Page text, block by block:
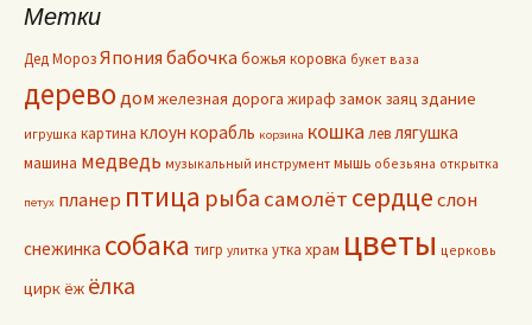
Метки
Дед МорозЯпония бабочкабожья коровка букет ваза
дереводомжелезная дорога жираф замокзаяц здание
игрушка картина клоун корабль корзина кошка левлягушка
машина медведь музыкальный инструмент мышь обезьяна открытка
петух планер птица рыба самолёт сердцеслон
снежинка собака тигр улитка утка храм цветы церковь
циркёж ёлка